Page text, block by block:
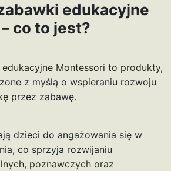
edukacyjne
co to jest?
Montessori to produkty,
z myślą o wspieraniu rozwoju
przez zabawę.
dzieci do angażowania się w
co sprzyja rozwijaniu
poznawczych oraz